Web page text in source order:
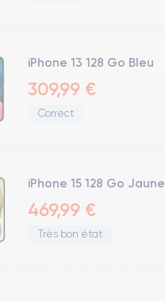
iPhone 13 128 Go Bleu
309,99 €
Correct
iPhone 15 128 Go Jaune
469,99 €
Très bon état